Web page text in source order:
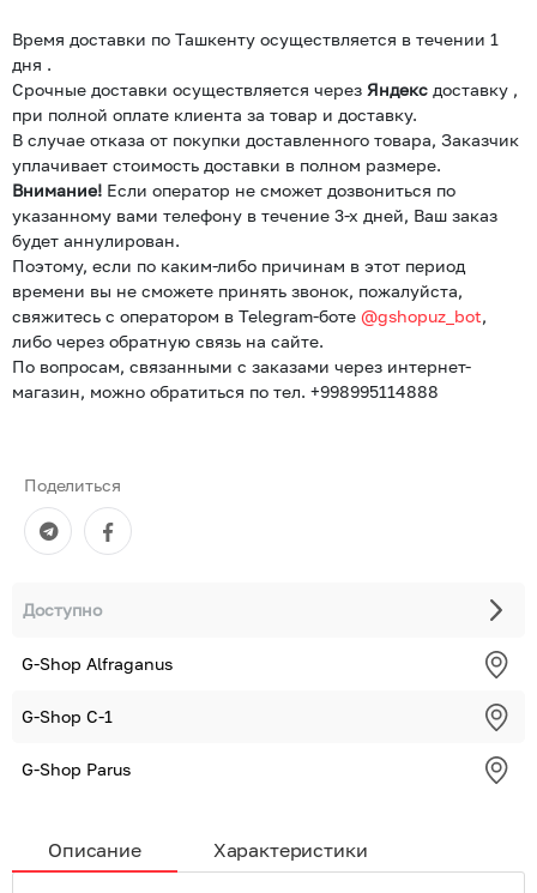
Время доставки по Ташкенту осуществляется в течении 1
дня .
Срочные доставки осуществляется через Яндекс доставку ,
при полной оплате клиента за товар и доставку.
В случае отказа от покупки доставленного товара, Заказчик
уплачивает стоимость доставки в полном размере.
Внимание! Если оператор не сможет дозвониться по
указанному вами телефону в течение 3-х дней, Ваш заказ
будет аннулирован.
Поэтому, если по каким-либо причинам в этот период
времени вы не сможете принять звонок, пожалуйста,
свяжитесь с оператором в Telegram-боте @gshopuz_bot,
либо через обратную связь на сайте.
По вопросам, связанными с заказами через интернет-
магазин, можно обратиться по тел. +998995114888
Поделиться
Доступно
G-Shop Alfraganus
G-Shop С-1
G-Shop Parus
Описание Характеристики